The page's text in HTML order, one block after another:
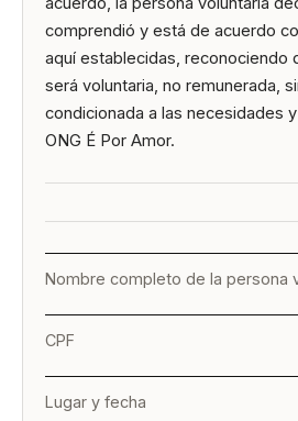
comprendió y está de acuerdo
aquí establecidas, reconociendo
será voluntaria, no remunerada,
condicionada a las necesidades
ONG É Por Amor.
Nombre completo de la persona
CPF
Lugar y fecha